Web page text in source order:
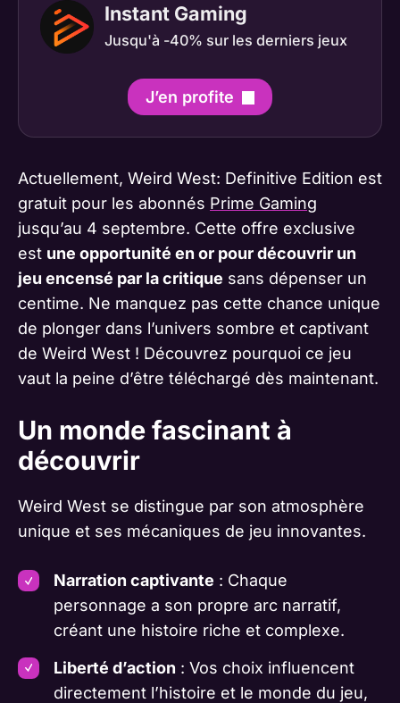
Instant Gaming
Jusqu'à -40% sur les derniers jeux
J’en profite
Actuellement, Weird West: Definitive Edition est
gratuit pour les abonnés Prime Gaming
jusqu’au 4 septembre. Cette offre exclusive
est une opportunité en or pour découvrir un
jeu encensé par la critique sans dépenser un
centime. Ne manquez pas cette chance unique
de plonger dans l’univers sombre et captivant
de Weird West ! Découvrez pourquoi ce jeu
vaut la peine d’être téléchargé dès maintenant.
Un monde fascinant à
découvrir
Weird West se distingue par son atmosphère
unique et ses mécaniques de jeu innovantes.
Narration captivante : Chaque
personnage a son propre arc narratif,
créant une histoire riche et complexe.
Liberté d’action : Vos choix influencent
directement l’histoire et le monde du jeu,